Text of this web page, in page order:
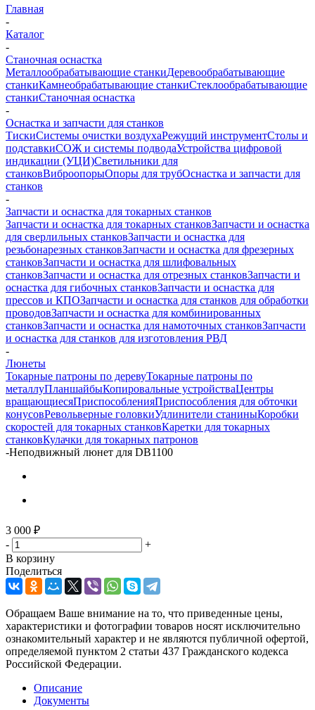
Главная
-
Каталог
-
Станочная оснастка
Металлообрабатывающие станкиДеревообрабатывающие
станкиКамнеобрабатывающие станкиСтеклообрабатывающие
станкиСтаночная оснастка
-
Оснастка и запчасти для станков
ТискиСистемы очистки воздухаРежущий инструментСтолы и
подставкиСОЖ и системы подводаУстройства цифровой
индикации (УЦИ)Светильники для
станковВиброопорыОпоры для трубОснастка и запчасти для
станков
-
Запчасти и оснастка для токарных станков
Запчасти и оснастка для токарных станковЗапчасти и оснастка
для сверлильных станковЗапчасти и оснастка для
резьбонарезных станковЗапчасти и оснастка для фрезерных
станковЗапчасти и оснастка для шлифовальных
станковЗапчасти и оснастка для отрезных станковЗапчасти и
оснастка для гибочных станковЗапчасти и оснастка для
прессов и КПОЗапчасти и оснастка для станков для обработки
проводовЗапчасти и оснастка для комбинированных
станковЗапчасти и оснастка для намоточных станковЗапчасти
и оснастка для станков для изготовления РВД
-
Люнеты
Токарные патроны по деревуТокарные патроны по
металлуПланшайбыКопировальные устройстваЦентры
вращающиесяПриспособленияПриспособления для обточки
конусовРевольверные головкиУдлинители станиныКоробки
скоростей для токарных станковКаретки для токарных
станковКулачки для токарных патронов
-Неподвижный люнет для DB1100
3 000 ₽
-
+
В корзину
Поделиться
Обращаем Ваше внимание на то, что приведенные цены,
характеристики и фотографии товаров носят исключительно
ознакомительный характер и не являются публичной офертой,
определяемой пунктом 2 статьи 437 Гражданского кодекса
Российской Федерации.
Описание
Документы